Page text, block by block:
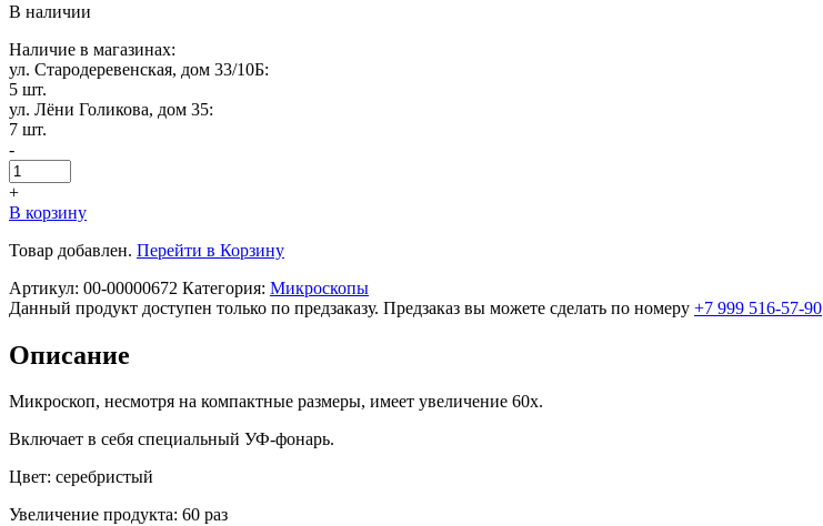
В наличии
Наличие в магазинах:
ул. Стародеревенская, дом 33/10Б:
5 шт.
ул. Лёни Голикова, дом 35:
7 шт.
-
+
В корзину
Товар добавлен. Перейти в Корзину
Артикул: 00-00000672 Категория: Микроскопы
Данный продукт доступен только по предзаказу. Предзаказ вы можете сделать по номеру +7 999 516-57-90
Описание
Микроскоп, несмотря на компактные размеры, имеет увеличение 60х.
Включает в себя специальный УФ-фонарь.
Цвет: серебристый
Увеличение продукта: 60 раз